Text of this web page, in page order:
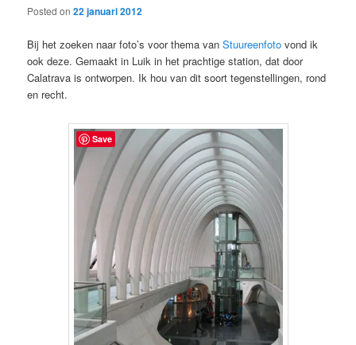
Posted on22 januari 2012
Bij het zoeken naar foto’s voor thema vanStuureenfoto vond ik
ook deze. Gemaakt in Luik in het prachtige station, dat door
Calatrava is ontworpen. Ik hou van dit soort tegenstellingen, rond
en recht.
Save